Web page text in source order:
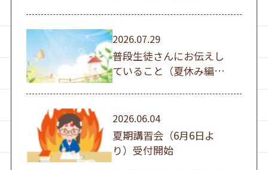
2026.07.29
普段生徒さんにお伝えし
ていること（夏休み編
①）
2026.06.04
夏期講習会（6月6日よ
り）受付開始